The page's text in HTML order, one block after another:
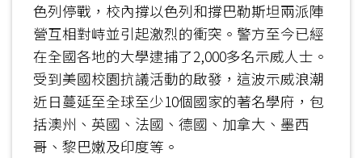
色列停戰，校內撐以色列和撐巴勒斯坦兩派陣
營互相對峙並引起激烈的衝突。警方至今已經
在全國各地的大學逮捕了2,000多名示威人士。
受到美國校園抗議活動的啟發，這波示威浪潮
近日蔓延至全球至少10個國家的著名學府，包
括澳州、英國、法國、德國、加拿大、墨西
哥、黎巴嫩及印度等。